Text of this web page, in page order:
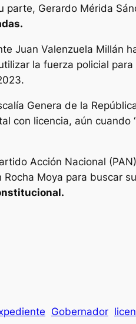
Gerardo Mérida
Juan Valenzuela Millán
la fuerza policial para
Genera de la
con licencia, aún
Acción Nacional
Rocha Moya para buscar
Gobernador